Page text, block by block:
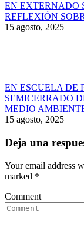
EN EXTERNADO
REFLEXIÓN
15 agosto, 2025
EN ESCUELA DE
SEMICERRADO
MEDIO
15 agosto, 2025
Deja una
Your email address
marked *
Comment